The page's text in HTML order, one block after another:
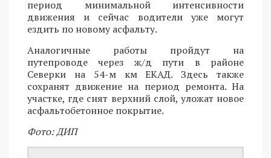
период минимальной интенсивности
движения и сейчас водители уже могут
ездить по новому асфальту.
Аналогичные работы пройдут на
путепроводе через ж/д пути в районе
Северки на 54-м км ЕКАД. Здесь также
сохранят движение на период ремонта. На
участке, где снят верхний слой, уложат новое
асфальтобетонное покрытие.
Фото: ДИП